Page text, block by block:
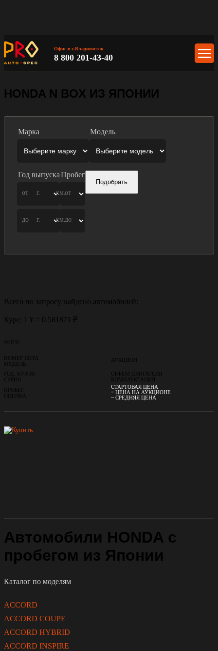
Офис в г.Владивосток
8 800 201-43-40
HONDA N BOX ИЗ ЯПОНИИ
Марка Модель
Год выпуска
от г.
до г.
Пробег
от
км.
до
км.
Подобрать
Всего по запросу найдено автомобилей:
Курс: 1 ¥ = 0.581871 ₽
ФОТО
НОМЕР ЛОТА
МОДЕЛЬ
АУКЦИОН
ГОД, КУЗОВ
СЕРИЯ
ОБЪЁМ ДВИГАТЕЛЯ
КОМПЛЕКТАЦИЯ
ПРОБЕГ
ОЦЕНКА
СТАРТОВАЯ ЦЕНА
= ЦЕНА НА АУКЦИОНЕ
~ СРЕДНЯЯ ЦЕНА
Автомобили HONDA с
пробегом из Японии
Каталог по моделям
ACCORD
ACCORD COUPE
ACCORD HYBRID
ACCORD INSPIRE